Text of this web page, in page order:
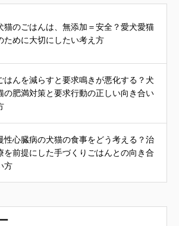
猫のごはんは、無添加＝安全？愛犬愛猫
ために大切にしたい考え方
はんを減らすと要求鳴きが悪化する？犬
の肥満対策と要求行動の正しい向き合い
性心臓病の犬猫の食事をどう考える？治
を前提にした手づくりごはんとの向き合
方